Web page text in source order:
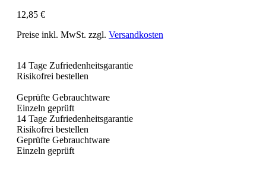
12,85 €
Preise inkl. MwSt. zzgl. Versandkosten
14 Tage Zufriedenheitsgarantie
Risikofrei bestellen
Geprüfte Gebrauchtware
Einzeln geprüft
14 Tage Zufriedenheitsgarantie
Risikofrei bestellen
Geprüfte Gebrauchtware
Einzeln geprüft